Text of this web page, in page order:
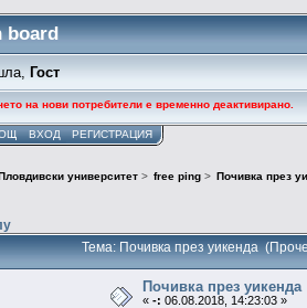
board
Гост
на нови потребители е временно деактивирано.
ВХОД РЕГИСТРАЦИЯ
университет> free ping> Почивка през
Тема: Почивка през уикенда
Почивка през уикенда
«-: 06.08.2018, 14:23:03 »